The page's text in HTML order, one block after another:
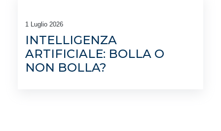
1 Luglio 2026
INTELLIGENZA
ARTIFICIALE: BOLLA O
NON BOLLA?